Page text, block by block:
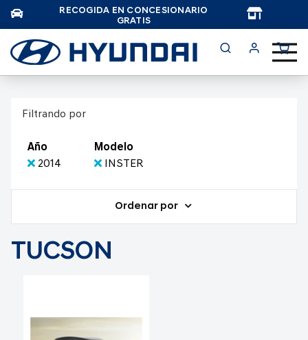
RECOGIDA EN CONCESIONARIO
GRATIS
Filtrando por
Año
2014
Modelo
INSTER
Ordenar por
TUCSON